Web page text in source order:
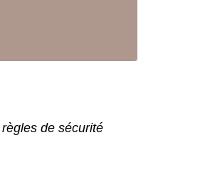
de sécurité